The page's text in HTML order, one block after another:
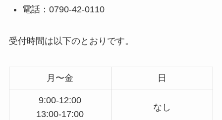
電話：0790-42-0110
受付時間は以下のとおりです。
月〜金 日
9:00-12:00
13:00-17:00
なし